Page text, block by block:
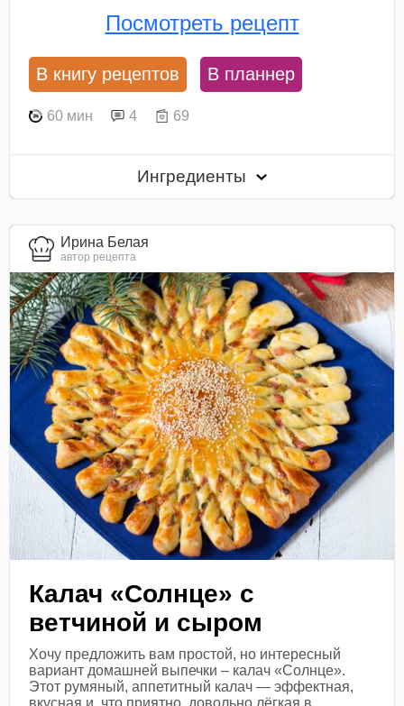
Посмотреть рецепт
В книгу рецептов В планнер
60 мин 4 69
Ингредиенты
Ирина Белая
автор рецепта
Калач «Солнце» с
ветчиной и сыром
Хочу предложить вам простой, но интересный
вариант домашней выпечки – калач «Солнце».
Этот румяный, аппетитный калач — эффектная,
вкусная и, что приятно, довольно лёгкая в